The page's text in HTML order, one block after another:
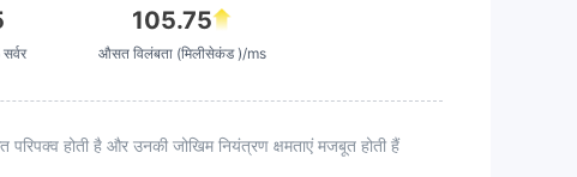
105.75
औसत विलंबता (मिलीसेकंड )/ms
परिपक्व होती है और उनकी जोखिम नियंत्रण क्षमताएं मजबूत होती हैं